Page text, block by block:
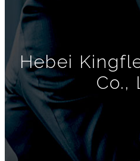
Hebei
Co.,